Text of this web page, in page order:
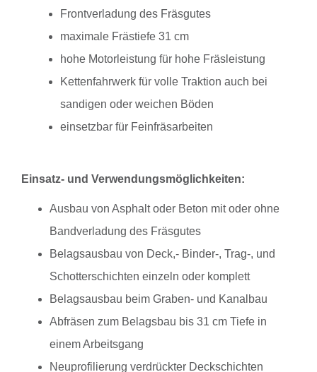
Frontverladung des Fräsgutes
maximale Frästiefe 31 cm
hohe Motorleistung für hohe Fräsleistung
Kettenfahrwerk für volle Traktion auch bei
sandigen oder weichen Böden
einsetzbar für Feinfräsarbeiten
Einsatz- und Verwendungsmöglichkeiten:
Ausbau von Asphalt oder Beton mit oder ohne
Bandverladung des Fräsgutes
Belagsausbau von Deck,- Binder-, Trag-, und
Schotterschichten einzeln oder komplett
Belagsausbau beim Graben- und Kanalbau
Abfräsen zum Belagsbau bis 31 cm Tiefe in
einem Arbeitsgang
Neuprofilierung verdrückter Deckschichten